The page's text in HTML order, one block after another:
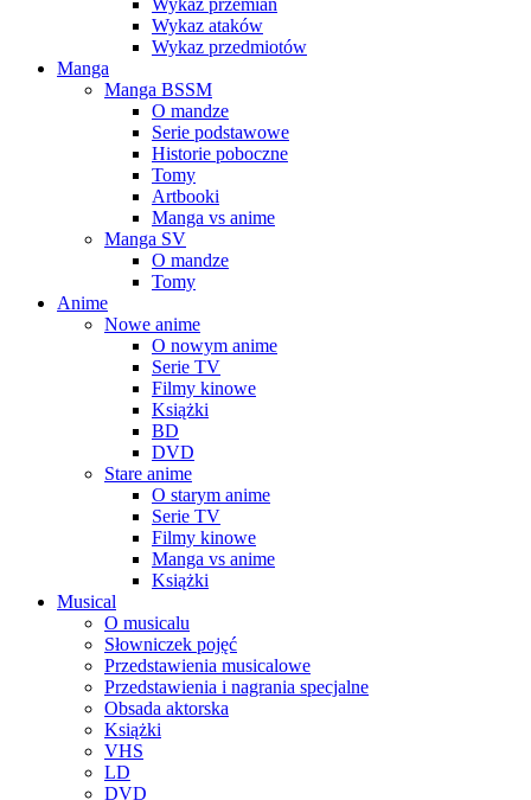
Wykaz przemian
Wykaz ataków
Wykaz przedmiotów
Manga
Manga BSSM
O mandze
Serie podstawowe
Historie poboczne
Tomy
Artbooki
Manga vs anime
Manga SV
O mandze
Tomy
Anime
Nowe anime
O nowym anime
Serie TV
Filmy kinowe
Książki
BD
DVD
Stare anime
O starym anime
Serie TV
Filmy kinowe
Manga vs anime
Książki
Musical
O musicalu
Słowniczek pojęć
Przedstawienia musicalowe
Przedstawienia i nagrania specjalne
Obsada aktorska
Książki
VHS
LD
DVD